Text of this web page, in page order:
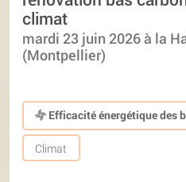
climat
mardi 23 juin 2026 à la
(Montpellier)
Efficacité énergétique des
Climat